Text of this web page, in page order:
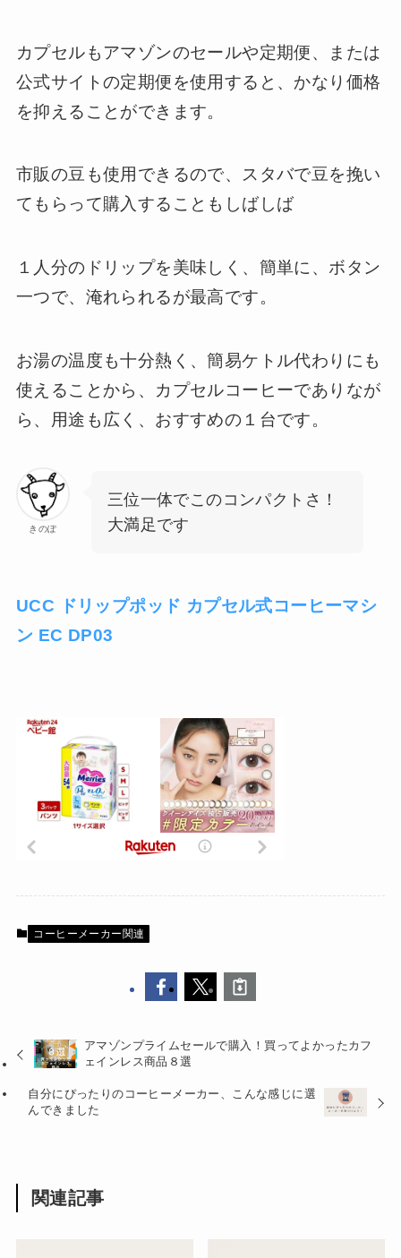
カプセルもアマゾンのセールや定期便、または
公式サイトの定期便を使用すると、かなり価格
を抑えることができます。
市販の豆も使用できるので、スタバで豆を挽い
てもらって購入することもしばしば
１人分のドリップを美味しく、簡単に、ボタン
一つで、淹れられるが最高です。
お湯の温度も十分熱く、簡易ケトル代わりにも
使えることから、カプセルコーヒーでありなが
ら、用途も広く、おすすめの１台です。
きのぽ
三位一体でこのコンパクトさ！
大満足です
UCC ドリップポッド カプセル式コーヒーマシ
ン EC DP03
コーヒーメーカー関連
アマゾンプライムセールで購入！買ってよかったカフ
ェインレス商品８選
自分にぴったりのコーヒーメーカー、こんな感じに選
んできました
関連記事